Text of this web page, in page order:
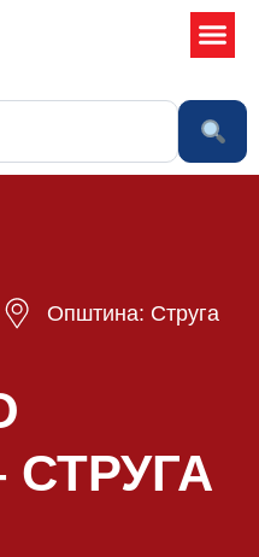
Општина: Струга
СТРУГА